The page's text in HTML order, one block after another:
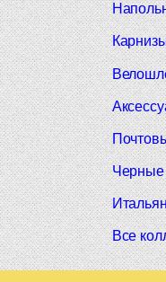
Черные
Все